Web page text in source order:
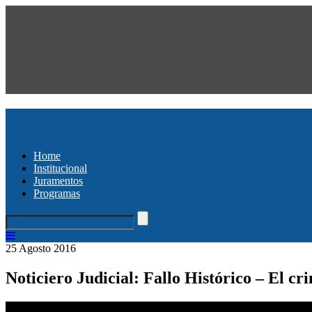
Home
Institucional
Juramentos
Programas
25 Agosto 2016
Noticiero Judicial: Fallo Histórico – El